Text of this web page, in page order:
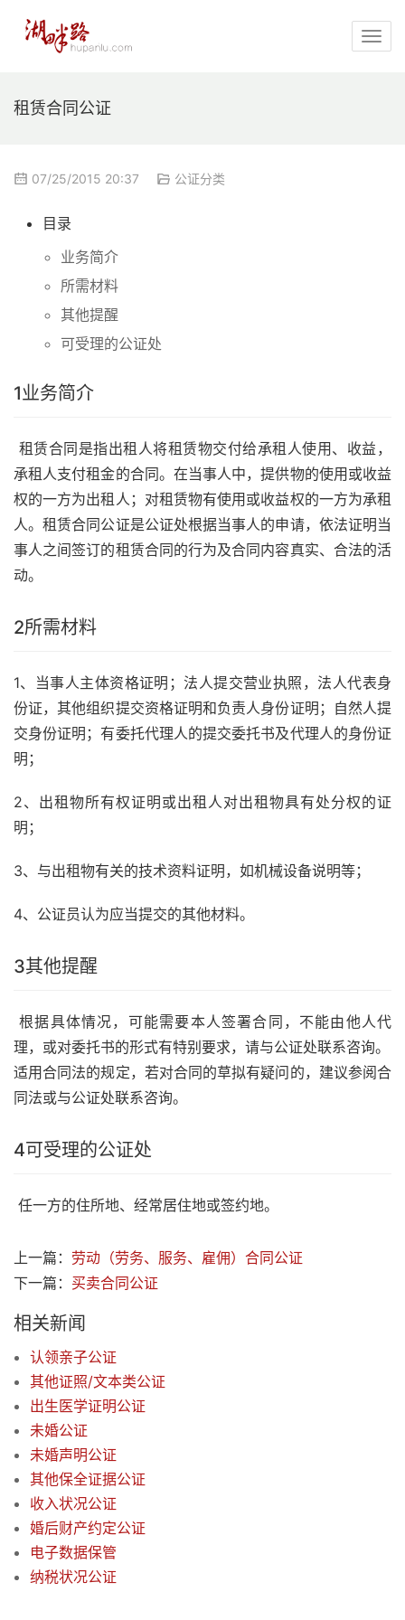
租赁合同公证
07/25/2015 20:37 公证分类
目录
业务简介
所需材料
其他提醒
可受理的公证处
1业务简介
租赁合同是指出租人将租赁物交付给承租人使用、收益，
承租人支付租金的合同。在当事人中，提供物的使用或收益
权的一方为出租人；对租赁物有使用或收益权的一方为承租
人。租赁合同公证是公证处根据当事人的申请，依法证明当
事人之间签订的租赁合同的行为及合同内容真实、合法的活
动。
2所需材料
1、当事人主体资格证明；法人提交营业执照，法人代表身
份证，其他组织提交资格证明和负责人身份证明；自然人提
交身份证明；有委托代理人的提交委托书及代理人的身份证
明；
2、出租物所有权证明或出租人对出租物具有处分权的证
明；
3、与出租物有关的技术资料证明，如机械设备说明等；
4、公证员认为应当提交的其他材料。
3其他提醒
根据具体情况，可能需要本人签署合同，不能由他人代
理，或对委托书的形式有特别要求，请与公证处联系咨询。
适用合同法的规定，若对合同的草拟有疑问的，建议参阅合
同法或与公证处联系咨询。
4可受理的公证处
任一方的住所地、经常居住地或签约地。
上一篇： 劳动（劳务、服务、雇佣）合同公证
下一篇： 买卖合同公证
相关新闻
认领亲子公证
其他证照/文本类公证
出生医学证明公证
未婚公证
未婚声明公证
其他保全证据公证
收入状况公证
婚后财产约定公证
电子数据保管
纳税状况公证